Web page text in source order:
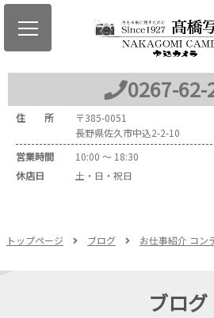
0267-62-
住 所 〒385-0051
長野県佐久市中込2-2-10
営業時間
10:00 ～ 18:30
休店日
土・日・祝日
トップページ ブログ お仕事紹介 コン
ブログ